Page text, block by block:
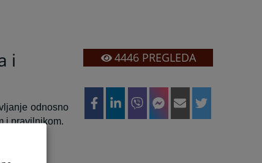
i
odnosno
i pravilnikom.
4446PREGLEDA